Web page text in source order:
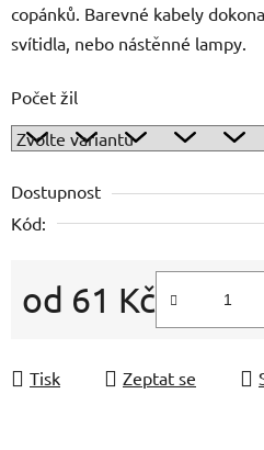
copánků. Barevné kabely
svítidla, nebo nástěnné lampy.
Počet žil
Dostupnost
Kód:
od 61 Kč
Tisk Zeptat se